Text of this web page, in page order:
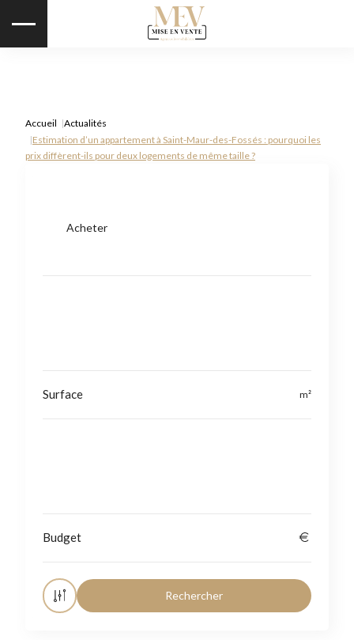
Accueil
Actualités
Estimation d’un appartement à Saint-Maur-des-Fossés : pourquoi les
prix diffèrent-ils pour deux logements de même taille ?
Acheter